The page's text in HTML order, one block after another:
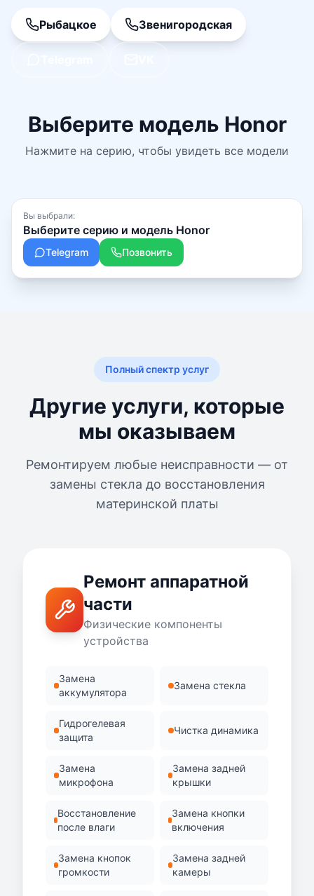
Рыбацкое Звенигородская
Выберите модель Honor
Нажмите на серию, чтобы увидеть все модели
Вы выбрали:
Выберите серию и модель Honor
Telegram Позвонить
Полный спектр услуг
Другие услуги, которые
мы оказываем
Ремонтируем любые неисправности — от
замены стекла до восстановления
материнской платы
Ремонт аппаратной
части
Физические компоненты
устройства
Замена
аккумулятора
Замена стекла
Гидрогелевая
защита
Чистка динамика
Замена
микрофона
Замена задней
крышки
Восстановление
после влаги
Замена кнопки
включения
Замена кнопок
громкости
Замена задней
камеры